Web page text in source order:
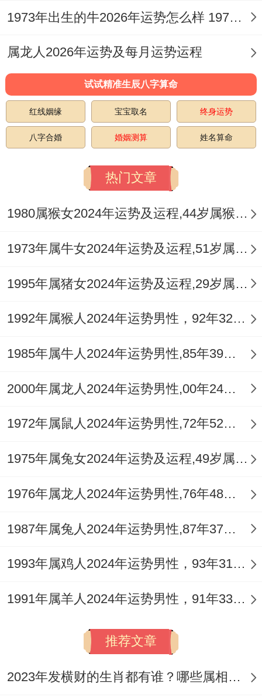
红鸾入命，是乙巳蛇人2026年家宅喜庆的核
临，对于未婚者来讲是缔结良缘的绝佳年
份，易遇正缘并步入婚姻殿堂；对于已婚
者，则可能是家庭增添新成员，如生育子
女，或子女成家立业之喜。
主导情绪与挑剔之心，伴隨「比劫」的潜在
交往或对子女教育的理念不同而产生争执，
单身者则需警惕陷入复杂或多角关系。
唯有夫妻间加强沟通。将关注点共同投向家
办部分纪念仪式或家庭旅行，才能有效化解
代表肝胆，神经与筋骨，在烈火炙烤下，容
降，肩颈酸痛或免疫力下降等问题。
值「驿马」之年频繁出差或旅途劳累会加剧
这种消耗，需特别注意交通安全与饮食卫
根基不稳时情绪也易变得焦躁不安，形成恶
「静」。
多食用滋阴润燥之物。如汤品、粥类；培养
好，尽量减少不必要的夜间应酬与高强度熬
1973年出生的牛2026年运势怎么样 1973年出生什么时候退休
属龙人2026年运势及每月运势运程
试试精准生辰八字算命
红线姻缘 宝宝取名 终身运势
八字合婚 婚姻测算 姓名算命
热门文章
1980属猴女2024年运势及运程,44岁属猴人2024全年每月运势女性如何
1973年属牛女2024年运势及运程,51岁属牛人2024全年每月运势女性如何
1995年属猪女2024年运势及运程,29岁属猪人2024全年每月运势女性如何
1992年属猴人2024年运势男性，92年32岁属猴男2024年每月运程怎么样
1985年属牛人2024年运势男性,85年39岁属牛男2024年每月运程怎么样
2000年属龙人2024年运势男性,00年24岁属龙男2024年每月运程怎么样
1972年属鼠人2024年运势男性,72年52岁属鼠男2024年每月运程怎么样
1975年属兔女2024年运势及运程,49岁属兔人2024全年每月运势女性如何
1976年属龙人2024年运势男性,76年48岁属龙男2024年每月运程怎么样
1987年属兔人2024年运势男性,87年37岁属兔男2024年每月运程怎么样
1993年属鸡人2024年运势男性，93年31岁属鸡男2024年每月运程怎么样
1991年属羊人2024年运势男性，91年33岁属羊男2024年每月运程怎么样
推荐文章
2023年发横财的生肖都有谁？哪些属相财运旺盛？